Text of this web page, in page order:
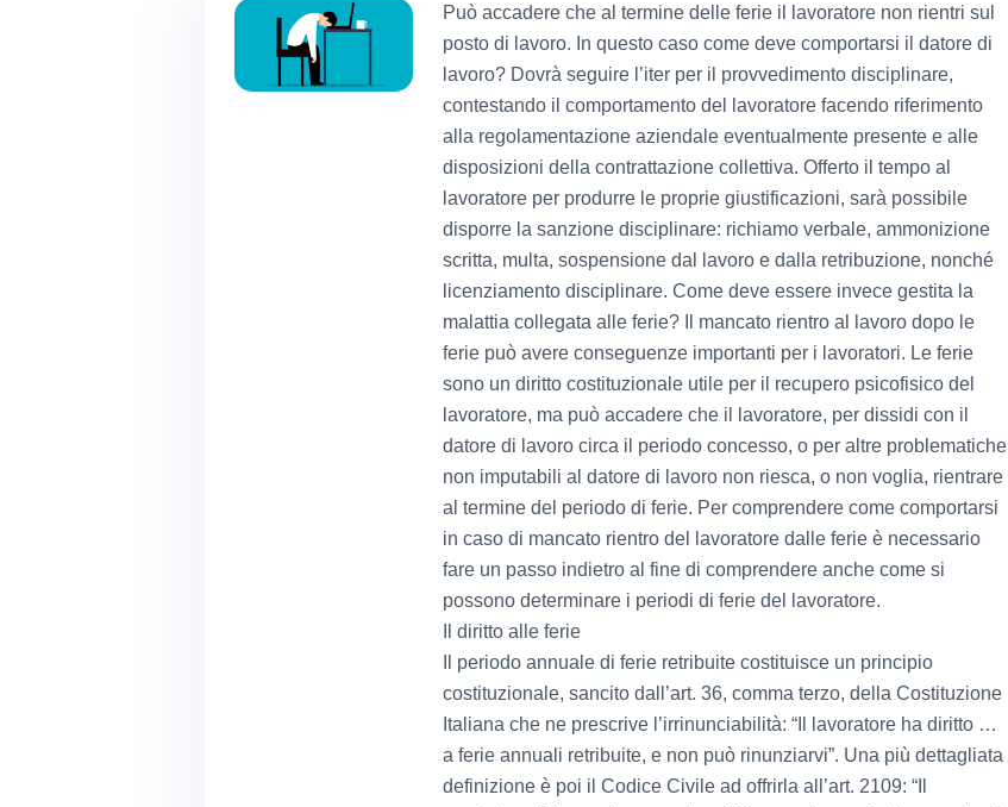
Può accadere che al termine delle ferie il lavoratore non rientri sul
posto di lavoro. In questo caso come deve comportarsi il datore di
lavoro? Dovrà seguire l’iter per il provvedimento disciplinare,
contestando il comportamento del lavoratore facendo riferimento
alla regolamentazione aziendale eventualmente presente e alle
disposizioni della contrattazione collettiva. Offerto il tempo al
lavoratore per produrre le proprie giustificazioni, sarà possibile
disporre la sanzione disciplinare: richiamo verbale, ammonizione
scritta, multa, sospensione dal lavoro e dalla retribuzione, nonché
licenziamento disciplinare. Come deve essere invece gestita la
malattia collegata alle ferie? Il mancato rientro al lavoro dopo le
ferie può avere conseguenze importanti per i lavoratori. Le ferie
sono un diritto costituzionale utile per il recupero psicofisico del
lavoratore, ma può accadere che il lavoratore, per dissidi con il
datore di lavoro circa il periodo concesso, o per altre problematiche
non imputabili al datore di lavoro non riesca, o non voglia, rientrare
al termine del periodo di ferie. Per comprendere come comportarsi
in caso di mancato rientro del lavoratore dalle ferie è necessario
fare un passo indietro al fine di comprendere anche come si
possono determinare i periodi di ferie del lavoratore.
Il diritto alle ferie
Il periodo annuale di ferie retribuite costituisce un principio
costituzionale, sancito dall’art. 36, comma terzo, della Costituzione
Italiana che ne prescrive l’irrinunciabilità: “Il lavoratore ha diritto …
a ferie annuali retribuite, e non può rinunziarvi”. Una più dettagliata
definizione è poi il Codice Civile ad offrirla all’art. 2109: “Il